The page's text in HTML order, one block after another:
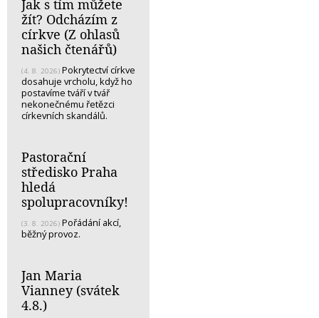
Jak s tím můžete
žít? Odcházím z
církve (Z ohlasů
našich čtenářů)
(4. 8. 2026) Pokrytectví církve
dosahuje vrcholu, když ho
postavíme tváří v tvář
nekonečnému řetězci
církevních skandálů.
Pastorační
středisko Praha
hledá
spolupracovníky!
(3. 8. 2026) Pořádání akcí,
běžný provoz.
Jan Maria
Vianney (svátek
4.8.)